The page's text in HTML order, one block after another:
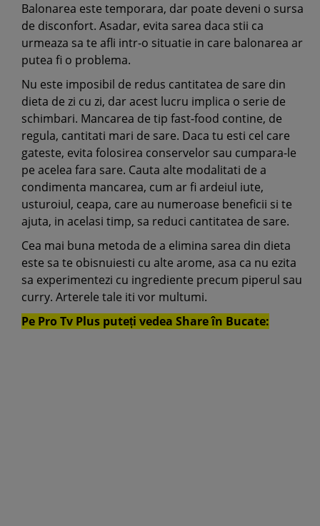
Balonarea este temporara, dar poate deveni o sursa
de disconfort. Asadar, evita sarea daca stii ca
urmeaza sa te afli intr-o situatie in care balonarea ar
putea fi o problema.
Nu este imposibil de redus cantitatea de sare din
dieta de zi cu zi, dar acest lucru implica o serie de
schimbari. Mancarea de tip fast-food contine, de
regula, cantitati mari de sare. Daca tu esti cel care
gateste, evita folosirea conservelor sau cumpara-le
pe acelea fara sare. Cauta alte modalitati de a
condimenta mancarea, cum ar fi ardeiul iute,
usturoiul, ceapa, care au numeroase beneficii si te
ajuta, in acelasi timp, sa reduci cantitatea de sare.
Cea mai buna metoda de a elimina sarea din dieta
este sa te obisnuiesti cu alte arome, asa ca nu ezita
sa experimentezi cu ingrediente precum piperul sau
curry. Arterele tale iti vor multumi.
Pe Pro Tv Plus puteți vedea Share în Bucate: